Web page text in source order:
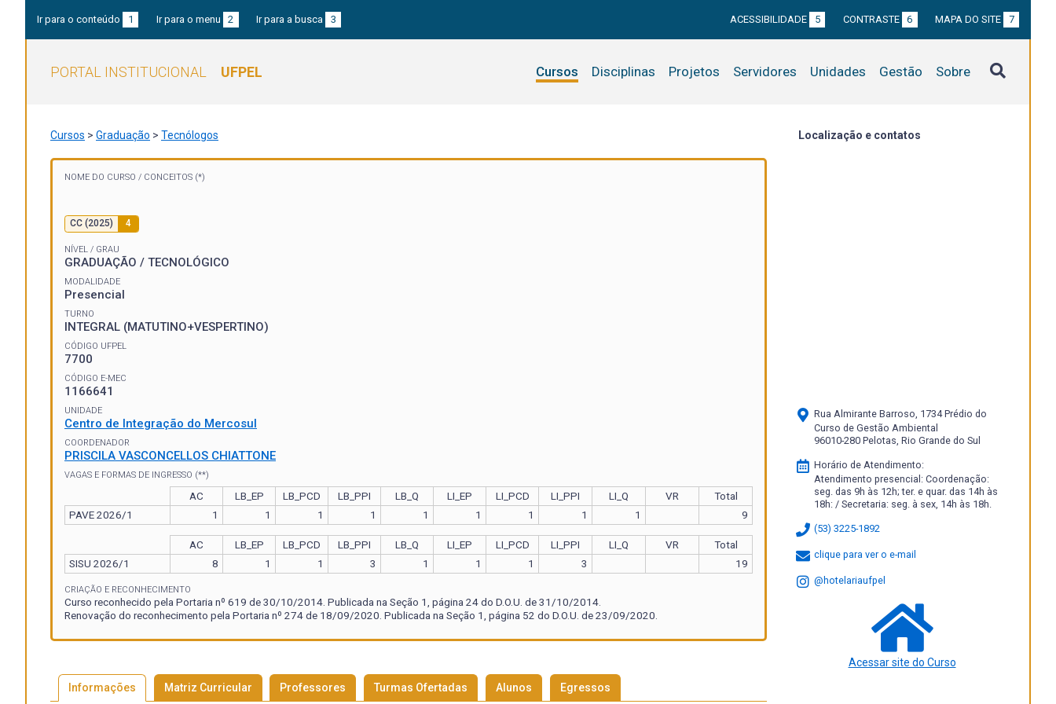
Ir para o conteúdo 1 Ir para o menu 2 Ir para a busca 3 ACESSIBILIDADE 5 CONTRASTE 6 MAPA DO SITE 7
PORTAL INSTITUCIONAL UFPEL Cursos Disciplinas Projetos Servidores Unidades Gestão Sobre
Cursos > Graduação > Tecnólogos
NOME DO CURSO / CONCEITOS (*)
CC (2025) 4
NÍVEL / GRAU
GRADUAÇÃO / TECNOLÓGICO
MODALIDADE
Presencial
TURNO
INTEGRAL (MATUTINO+VESPERTINO)
CÓDIGO UFPEL
7700
CÓDIGO E-MEC
1166641
UNIDADE
Centro de Integração do Mercosul
COORDENADOR
PRISCILA VASCONCELLOS CHIATTONE
VAGAS E FORMAS DE INGRESSO (**)
AC LB_EP LB_PCD LB_PPI LB_Q LI_EP LI_PCD LI_PPI LI_Q VR
Total
PAVE 2026/1
1 1 1 1 1 1 1 1 1 9
AC LB_EP LB_PCD LB_PPI LB_Q LI_EP LI_PCD LI_PPI LI_Q VR
Total
SISU 2026/1
8 1 1 3 1 1 1 3 19
CRIAÇÃO E RECONHECIMENTO
Curso reconhecido pela Portaria nº 619 de 30/10/2014. Publicada na Seção 1, página 24 do D.O.U. de 31/10/2014.
Renovação do reconhecimento pela Portaria nº 274 de 18/09/2020. Publicada na Seção 1, página 52 do D.O.U. de 23/09/2020.
Informações Matriz Curricular Professores Turmas Ofertadas Alunos Egressos
Localização e contatos
Rua Almirante Barroso, 1734 Prédio do
Curso de Gestão Ambiental
96010-280 Pelotas, Rio Grande do Sul
Horário de Atendimento:
Atendimento presencial: Coordenação:
seg. das 9h às 12h; ter. e quar. das 14h às
18h: / Secretaria: seg. à sex, 14h às 18h.
(53) 3225-1892
clique para ver o e-mail
@hotelariaufpel
Acessar site do Curso